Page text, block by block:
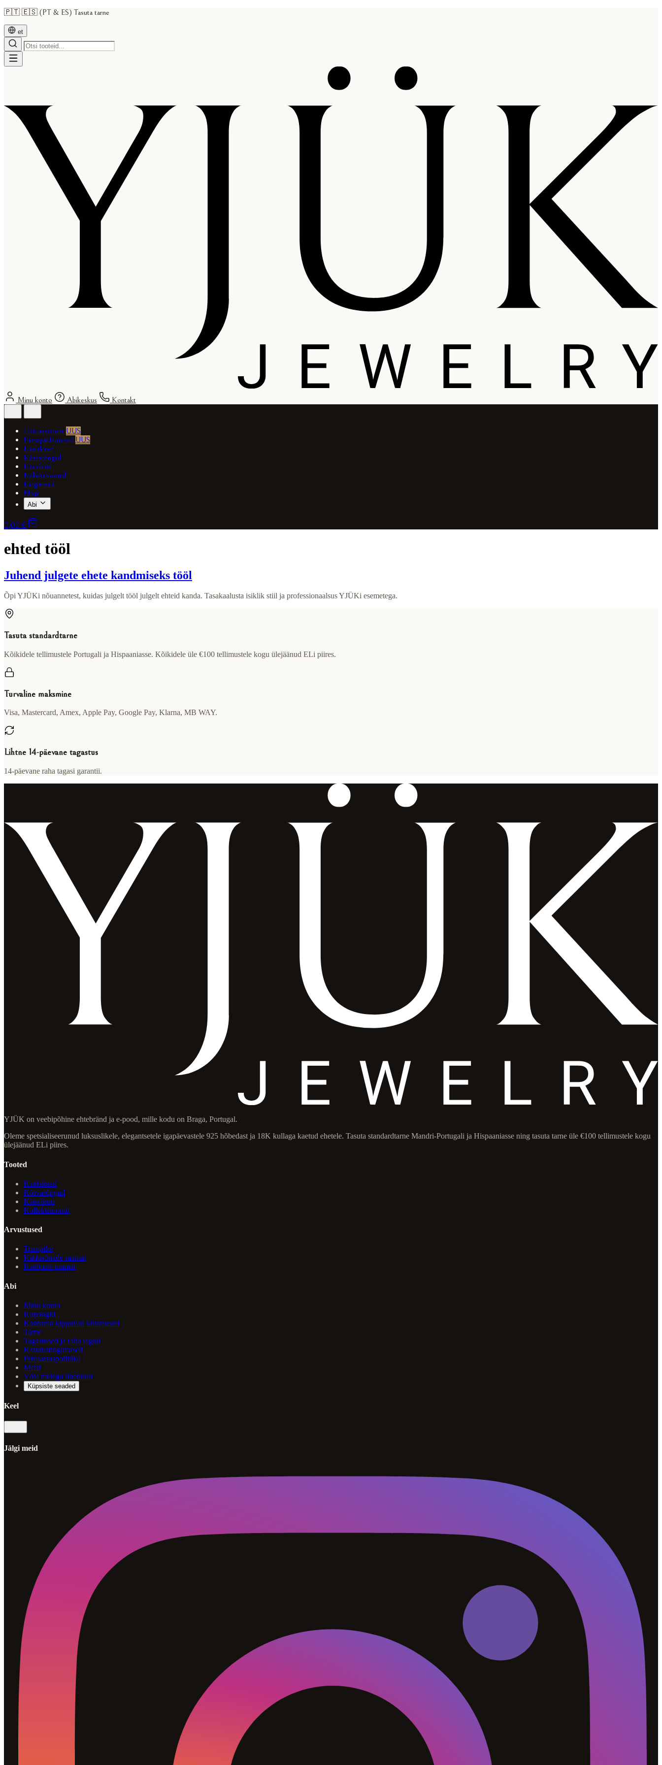
🇵🇹 🇪🇸 (PT & ES) Tasuta tarne
et
Minu konto Abikeskus Kontakt
Ostuassistent UUS
Päevapakkumised UUS
Kaelakeed
Kõrvarõngad
Käevõrud
Kollektsioonid
Kingitused
Blogi
Abi
0,00 €
ehted tööl
Juhend julgete ehete kandmiseks tööl
Õpi YJÜKi nõuannetest, kuidas julgelt tööl julgelt ehteid kanda. Tasakaalusta isiklik stiil ja professionaalsus YJÜKi esemetega.
Tasuta standardtarne
Kõikidele tellimustele Portugali ja Hispaaniasse. Kõikidele üle €100 tellimustele kogu ülejäänud ELi piires.
Turvaline maksmine
Visa, Mastercard, Amex, Apple Pay, Google Pay, Klarna, MB WAY.
Lihtne 14-päevane tagastus
14-päevane raha tagasi garantii.
YJÜK on veebipõhine ehtebränd ja e-pood, mille kodu on Braga, Portugal.
Oleme spetsialiseerunud luksuslikele, elegantsetele igapäevastele 925 hõbedast ja 18K kullaga kaetud ehetele. Tasuta standardtarne Mandri-Portugali ja Hispaaniasse ning tasuta tarne üle €100 tellimustele kogu
ülejäänud ELi piires.
Tooted
Kaelakeed
Kõrvarõngad
Käevõrud
Kollektsioonid
Arvustused
Trustpilot
Kiidusõnade raamat
Kaebuste raamat
Abi
Minu konto
Kupongid
Korduma kippuvad küsimused
Tarne
Tagastused ja raha tagasi
Kasutustingimused
Privaatsuspoliitika
Meist
Võta meiega ühendust
Küpsiste seaded
Keel
Jälgi meid